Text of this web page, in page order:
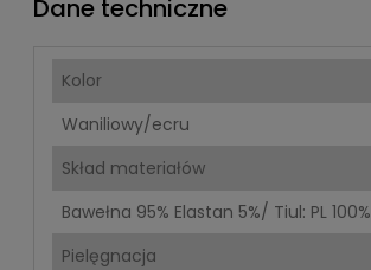
Dane techniczne
Kolor
Waniliowy/ecru
Skład materiałów
Bawełna 95% Elastan 5%/ Tiul: PL 100%
Pielęgnacja